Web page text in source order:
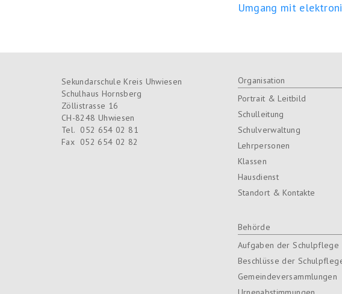
Umgang mit
Sekundarschule Kreis Uhwiesen
Schulhaus Hornsberg
Zöllistrasse 16
CH-8248 Uhwiesen
Tel. 052 654 02 81
Fax 052 654 02 82
Organisation
Portrait & Leitbild
Schulleitung
Schulverwaltung
Lehrpersonen
Klassen
Hausdienst
Standort & Kontakte
Behörde
Aufgaben der Schulpflege
Beschlüsse der
Gemeindeversammlungen